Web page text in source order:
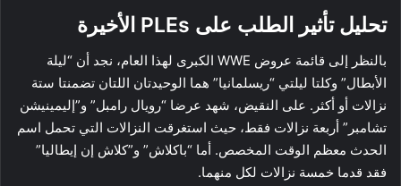
تحليل تأثير الطلب على PLEs الأخيرة
بالنظر إلى قائمة عروض WWE الكبرى لهذا العام، نجد أن “ليلة
الأبطال” وكلتا ليلتي “ريسلمانيا” هما الوحيدتان اللتان تضمنتا ستة
نزالات أو أكثر. على النقيض، شهد عرضا “رويال رامبل” و”إليمينيشن
تشامبر” أربعة نزالات فقط، حيث استغرقت النزالات التي تحمل اسم
الحدث معظم الوقت المخصص. أما “باكلاش” و”كلاش إن إيطاليا”
فقد قدما خمسة نزالات لكل منهما.